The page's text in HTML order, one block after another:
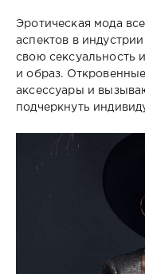
Эротическая мода
аспектов в
свою сексуальность
и образ.
аксессуары и
подчеркнуть